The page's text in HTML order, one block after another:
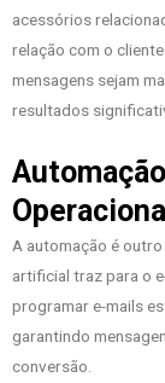
acessórios
relação com o
mensagens sejam
resultados
Operacional
A automação é
artificial traz para o
programar e-mails
garantindo
conversão.